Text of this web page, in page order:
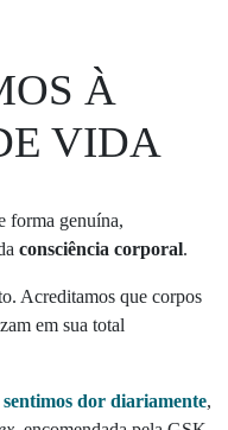
À
VIDA
forma genuína,
consciência corporal.
Acreditamos que corpos
em sua total
dor diariamente,